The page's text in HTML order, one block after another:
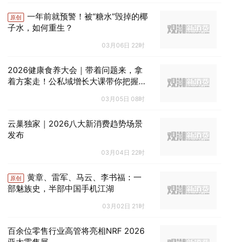
原创
一年前就预警！被“糖水”毁掉的椰
子水，如何重生？
03月06日 22时
2026健康食养大会｜带着问题来，拿
着方案走！公私域增长大课带你把握3
03月05日 08时
云巢独家｜2026八大新消费趋势场景
发布
03月04日 22时
原创
黄章、雷军、马云、李书福：一
部魅族史，半部中国手机江湖
03月02日 21时
百余位零售行业高管将亮相NRF 2026